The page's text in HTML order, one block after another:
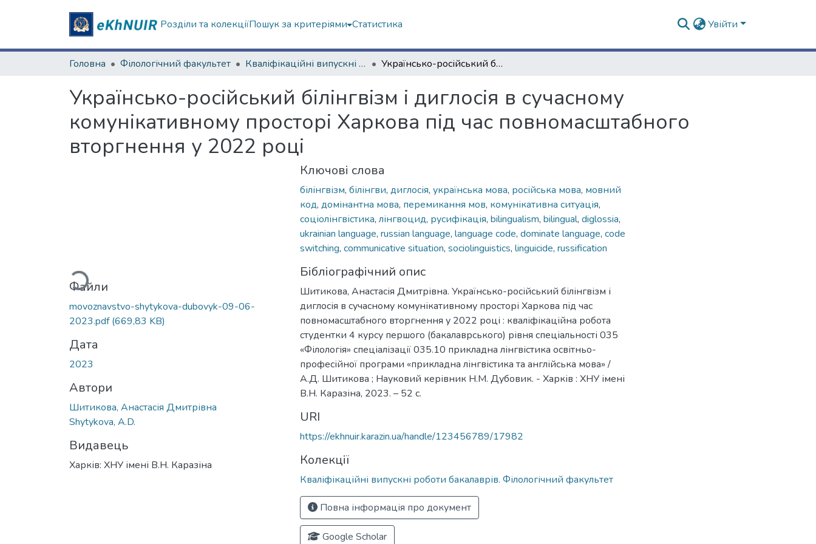
Розділи та колекціїПошук за критеріями Статистика Увійти
Головна Філологічний факультет Кваліфікаційні випускні роботи бакалаврів. Філологічний факультет Українсько-російський білінгвізм і диглосія в сучасному комунікативному просторі Харкова під час повномасштабного вторгнення у 2022 році
Українсько-російський білінгвізм і диглосія в сучасному
комунікативному просторі Харкова під час повномасштабного
вторгнення у 2022 році
Вантажиться...
Файли
movoznavstvo-shytykova-dubovyk-09-06-
2023.pdf(669,83 KB)
Дата
2023
Автори
Шитикова, Анастасія Дмитрівна
Shytykova, A.D.
Видавець
Харків: ХНУ імені В.Н. Каразіна
Ключові слова
білінгвізм, білінгви, диглосія, українська мова, російська мова, мовний
код, домінантна мова, перемикання мов, комунікативна ситуація,
соціолінгвістика, лінгвоцид, русифікація, bilingualism, bilingual, diglossia,
ukrainian language, russian language, language code, dominate language, code
switching, communicative situation, sociolinguistics, linguicide, russification
Бібліографічний опис
Шитикова, Анастасія Дмитрівна. Українсько-російський білінгвізм і
диглосія в сучасному комунікативному просторі Харкова під час
повномасштабного вторгнення у 2022 році : кваліфікаційна робота
студентки 4 курсу першого (бакалаврського) рівня спеціальності 035
«Філологія» спеціалізації 035.10 прикладна лінгвістика освітньо-
професійної програми «прикладна лінгвістика та англійська мова» /
А.Д. Шитикова ; Науковий керівник Н.М. Дубовик. - Харків : ХНУ імені
В.Н. Каразіна, 2023. – 52 с.
URI
https://ekhnuir.karazin.ua/handle/123456789/17982
Колекції
Кваліфікаційні випускні роботи бакалаврів. Філологічний факультет
Повна інформація про документ
Google Scholar